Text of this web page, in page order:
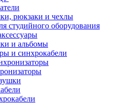
рюкзаки и чехлы
студийного оборудования
и альбомы
и синхрокабели